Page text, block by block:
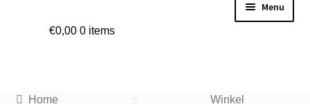
Menu
€0,00 0 items
Home
Winkel